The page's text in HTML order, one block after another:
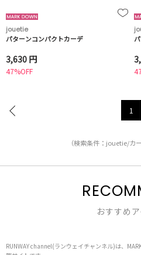
jouetie
パターンコンパクトカーデ
3,630 円
47%OFF
1
（検索条件：jouetie/カ
おすすめ
RUNWAY channel(ランウェイチャンネル)は、